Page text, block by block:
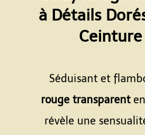
à Détails
Séduisant et
rouge transparent
révèle une